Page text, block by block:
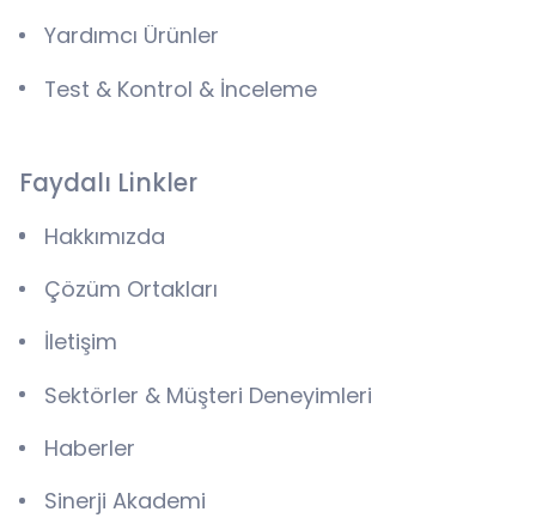
Yardımcı Ürünler
Test & Kontrol & İnceleme
Faydalı Linkler
Hakkımızda
Çözüm Ortakları
İletişim
Sektörler & Müşteri Deneyimleri
Haberler
Sinerji Akademi